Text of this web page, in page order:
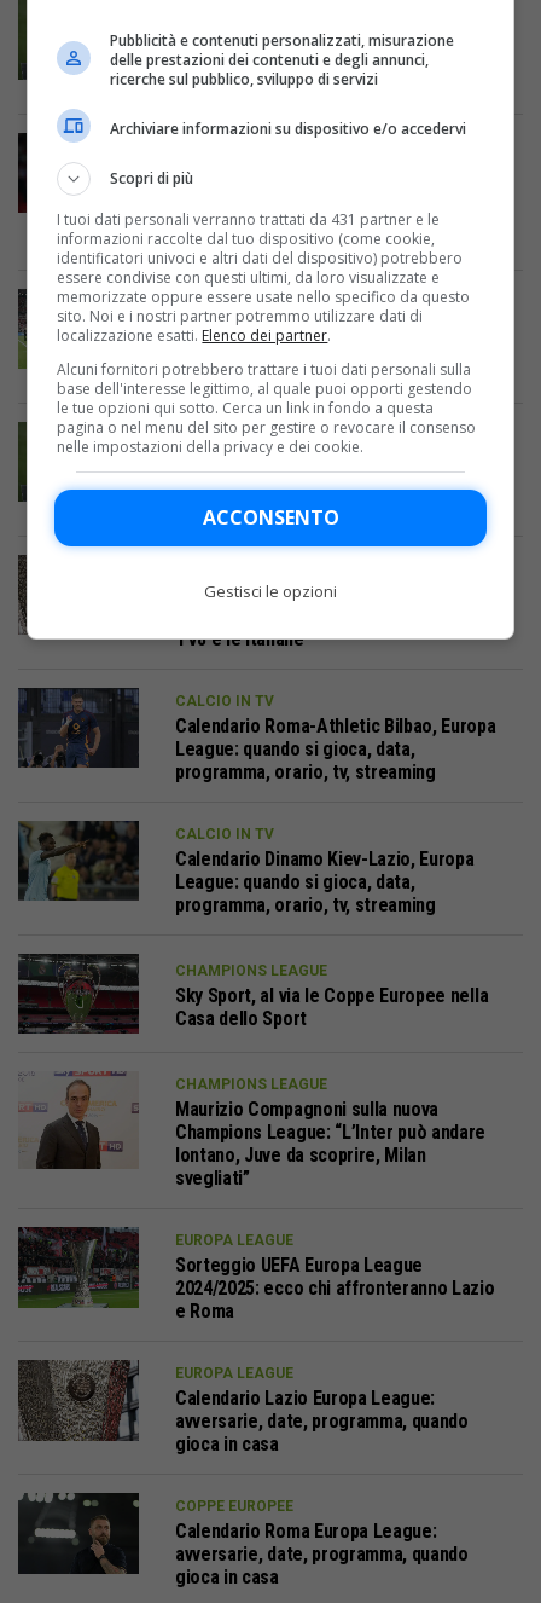
Le avversarie delle squadre italiane in
Europa League: il cammino di Roma e
Lazio
Quanti soldi guadagnano le squadre in
Europa League? Premi per
partecipazione, vittorie, passaggio del
turno
COPPE EUROPEE
Quante partite gioca una squadra in
Europa League? Più incontri e big match
fin da subito
COPPE EUROPEE
Regolamento Europa League: come
funziona il girone unico, classifica, chi si
qualifica agli ottavi
Che partite di Europa League si vedono in
TV8 e le italiane
CALCIO IN TV
Calendario Roma-Athletic Bilbao, Europa
League: quando si gioca, data,
programma, orario, tv, streaming
CALCIO IN TV
Calendario Dinamo Kiev-Lazio, Europa
League: quando si gioca, data,
programma, orario, tv, streaming
CHAMPIONS LEAGUE
Sky Sport, al via le Coppe Europee nella
Casa dello Sport
CHAMPIONS LEAGUE
Maurizio Compagnoni sulla nuova
Champions League: “L’Inter può andare
lontano, Juve da scoprire, Milan
svegliati”
EUROPA LEAGUE
Sorteggio UEFA Europa League
2024/2025: ecco chi affronteranno Lazio
e Roma
EUROPA LEAGUE
Calendario Lazio Europa League:
avversarie, date, programma, quando
gioca in casa
COPPE EUROPEE
Calendario Roma Europa League:
avversarie, date, programma, quando
gioca in casa
Pubblicità e contenuti personalizzati, misurazione
delle prestazioni dei contenuti e degli annunci,
ricerche sul pubblico, sviluppo di servizi
Archiviare informazioni su dispositivo e/o accedervi
Scopri di più
I tuoi dati personali verranno trattati da 431 partner e le
informazioni raccolte dal tuo dispositivo (come cookie,
identificatori univoci e altri dati del dispositivo) potrebbero
essere condivise con questi ultimi, da loro visualizzate e
memorizzate oppure essere usate nello specifico da questo
sito. Noi e i nostri partner potremmo utilizzare dati di
localizzazione esatti. Elenco dei partner.
Alcuni fornitori potrebbero trattare i tuoi dati personali sulla
base dell'interesse legittimo, al quale puoi opporti gestendo
le tue opzioni qui sotto. Cerca un link in fondo a questa
pagina o nel menu del sito per gestire o revocare il consenso
nelle impostazioni della privacy e dei cookie.
ACCONSENTO
Gestisci le opzioni